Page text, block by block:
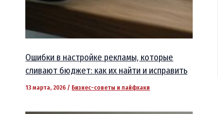
Ошибки в настройке рекламы, которые
сливают бюджет: как их найти и исправить
13 марта, 2026 / Бизнес-советы и лайфхаки